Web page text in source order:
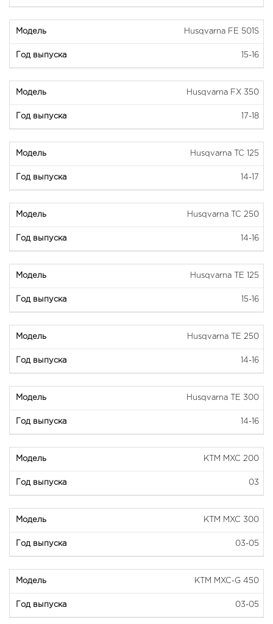
Husqvarna FE 501S
15-16
Husqvarna FX 350
17-18
Husqvarna TC 125
14-17
Husqvarna TC 250
14-16
Husqvarna TE 125
15-16
Husqvarna TE 250
14-16
Husqvarna TE 300
14-16
KTM MXC 200
03
KTM MXC 300
03-05
KTM MXC-G 450
03-05